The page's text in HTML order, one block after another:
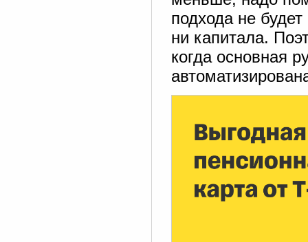
подхода не
ни капитала.
когда основная